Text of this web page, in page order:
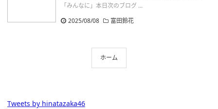
「みんなに」本日次のブログ ...
2025/08/08
富田鈴花
ホーム
Tweets by hinatazaka46